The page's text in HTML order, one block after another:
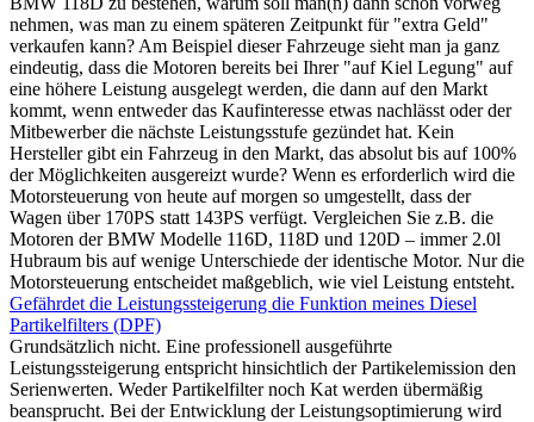
nehmen, was man zu einem späteren Zeitpunkt für "extra Geld"
verkaufen kann? Am Beispiel dieser Fahrzeuge sieht man ja ganz
eindeutig, dass die Motoren bereits bei Ihrer "auf Kiel Legung" auf
eine höhere Leistung ausgelegt werden, die dann auf den Markt
kommt, wenn entweder das Kaufinteresse etwas nachlässt oder der
Mitbewerber die nächste Leistungsstufe gezündet hat. Kein
Hersteller gibt ein Fahrzeug in den Markt, das absolut bis auf 100%
der Möglichkeiten ausgereizt wurde? Wenn es erforderlich wird die
Motorsteuerung von heute auf morgen so umgestellt, dass der
Wagen über 170PS statt 143PS verfügt. Vergleichen Sie z.B. die
Motoren der BMW Modelle 116D, 118D und 120D – immer 2.0l
Hubraum bis auf wenige Unterschiede der identische Motor. Nur die
Motorsteuerung entscheidet maßgeblich, wie viel Leistung entsteht.
Gefährdet die Leistungssteigerung die Funktion meines Diesel
Partikelfilters (DPF)
Grundsätzlich nicht. Eine professionell ausgeführte
Leistungssteigerung entspricht hinsichtlich der Partikelemission den
Serienwerten. Weder Partikelfilter noch Kat werden übermäßig
beansprucht. Bei der Entwicklung der Leistungsoptimierung wird